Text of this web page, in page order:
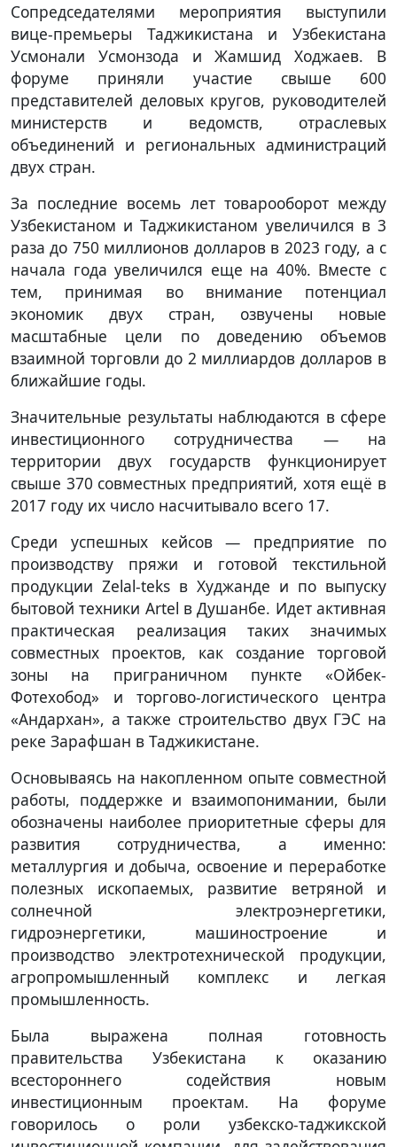
Сопредседателями мероприятия выступили
вице-премьеры Таджикистана и Узбекистана
Усмонали Усмонзода и Жамшид Ходжаев. В
форуме приняли участие свыше 600
представителей деловых кругов, руководителей
министерств и ведомств, отраслевых
объединений и региональных администраций
двух стран.
За последние восемь лет товарооборот между
Узбекистаном и Таджикистаном увеличился в 3
раза до 750 миллионов долларов в 2023 году, а с
начала года увеличился еще на 40%. Вместе с
тем, принимая во внимание потенциал
экономик двух стран, озвучены новые
масштабные цели по доведению объемов
взаимной торговли до 2 миллиардов долларов в
ближайшие годы.
Значительные результаты наблюдаются в сфере
инвестиционного сотрудничества — на
территории двух государств функционирует
свыше 370 совместных предприятий, хотя ещё в
2017 году их число насчитывало всего 17.
Среди успешных кейсов — предприятие по
производству пряжи и готовой текстильной
продукции Zelal-teks в Худжанде и по выпуску
бытовой техники Artel в Душанбе. Идет активная
практическая реализация таких значимых
совместных проектов, как создание торговой
зоны на приграничном пункте «Ойбек-
Фотехобод» и торгово-логистического центра
«Андархан», а также строительство двух ГЭС на
реке Зарафшан в Таджикистане.
Основываясь на накопленном опыте совместной
работы, поддержке и взаимопонимании, были
обозначены наиболее приоритетные сферы для
развития сотрудничества, а именно:
металлургия и добыча, освоение и переработке
полезных ископаемых, развитие ветряной и
солнечной электроэнергетики,
гидроэнергетики, машиностроение и
производство электротехнической продукции,
агропромышленный комплекс и легкая
промышленность.
Была выражена полная готовность
правительства Узбекистана к оказанию
всестороннего содействия новым
инвестиционным проектам. На форуме
говорилось о роли узбекско-таджикской